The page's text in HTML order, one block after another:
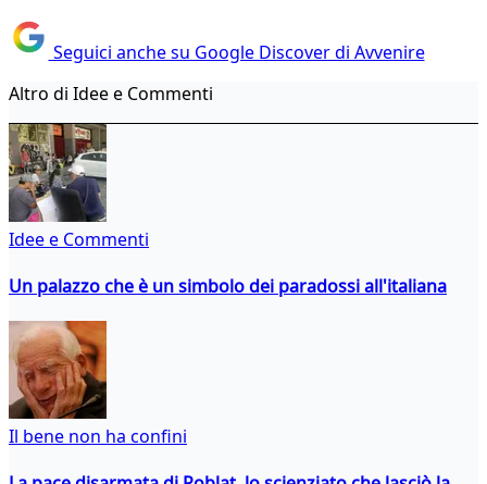
Seguici anche su Google Discover di Avvenire
Altro di Idee e Commenti
Idee e Commenti
Un palazzo che è un simbolo dei paradossi all'italiana
Il bene non ha confini